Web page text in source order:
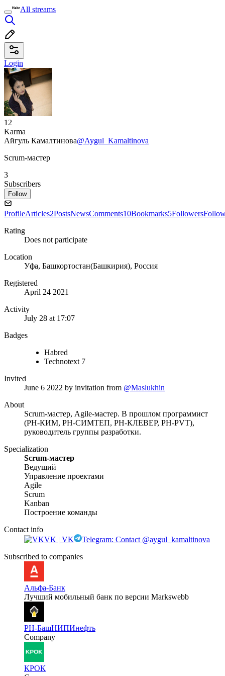
All streams
Login
12
Karma
Айгуль Камалтинова@Aygul_Kamaltinova
Scrum-мастер
3
Subscribers
Follow
ProfileArticles2PostsNewsComments10Bookmarks5Followers
Rating
Does not participate
Location
Уфа, Башкортостан(Башкирия), Россия
Registered
April 24 2021
Activity
July 28 at 17:07
Badges
Habred
Technotext 7
Invited
June 6 2022 by invitation from @Maslukhin
About
Scrum-мастер, Agile-мастер. В прошлом программист
(РН-КИМ, РН-СИМТЕП, РН-КЛЕВЕР, РН-PVT),
руководитель группы разработки.
Specialization
Scrum-мастер
Ведущий
Управление проектами
Agile
Scrum
Kanban
Построение команды
Contact info
VK | VK
Telegram: Contact @aygul_kamaltinova
Subscribed to companies
Альфа-Банк
Лучший мобильный банк по версии Markswebb
РН-БашНИПИнефть
Company
КРОК